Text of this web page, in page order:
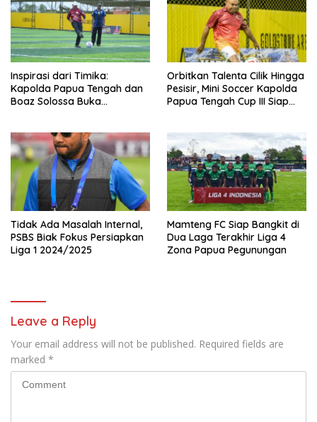
Inspirasi dari Timika:
Kapolda Papua Tengah dan
Boaz Solossa Buka
Bola
Orbitkan Talenta Cilik Hingga
Pesisir, Mini Soccer Kapolda
Papua Tengah Cup III Siap
Tidak Ada Masalah Internal,
PSBS Biak Fokus Persiapkan
Liga 1 2024/2025
Mamteng FC Siap Bangkit di
Dua Laga Terakhir Liga 4
Zona Papua Pegunungan
Leave a Reply
Your email address will not be published. Required fields are
marked *